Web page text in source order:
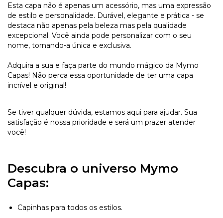
Esta capa não é apenas um acessório, mas uma expressão
de estilo e personalidade. Durável, elegante e prática - se
destaca não apenas pela beleza mas pela qualidade
excepcional. Você ainda pode personalizar com o seu
nome, tornando-a única e exclusiva.
Adquira a sua e faça parte do mundo mágico da Mymo
Capas! Não perca essa oportunidade de ter uma capa
incrível e original!
Se tiver qualquer dúvida, estamos aqui para ajudar. Sua
satisfação é nossa prioridade e será um prazer atender
você!
Descubra o universo Mymo
Capas:
Capinhas para todos os estilos.